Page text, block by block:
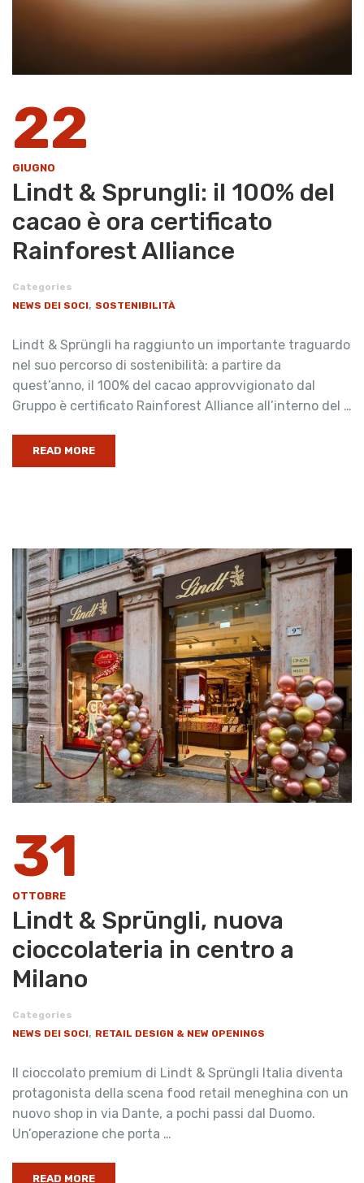
22
GIUGNO
Lindt & Sprungli: il 100% del
cacao è ora certificato
Rainforest Alliance
Categories
NEWS DEI SOCI, SOSTENIBILITÀ
Lindt & Sprüngli ha raggiunto un importante traguardo
nel suo percorso di sostenibilità: a partire da
quest’anno, il 100% del cacao approvvigionato dal
Gruppo è certificato Rainforest Alliance all’interno del …
READ MORE
31
OTTOBRE
Lindt & Sprüngli, nuova
cioccolateria in centro a
Milano
Categories
NEWS DEI SOCI, RETAIL DESIGN & NEW OPENINGS
Il cioccolato premium di Lindt & Sprüngli Italia diventa
protagonista della scena food retail meneghina con un
nuovo shop in via Dante, a pochi passi dal Duomo.
Un’operazione che porta …
READ MORE